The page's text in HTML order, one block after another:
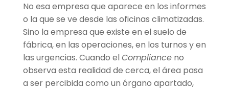
No esa empresa que aparece en los informes
o la que se ve desde las oficinas climatizadas.
Sino la empresa que existe en el suelo de
fábrica, en las operaciones, en los turnos y en
las urgencias. Cuando elComplianceno
observa esta realidad de cerca, el área pasa
a ser percibida como un órgano apartado,